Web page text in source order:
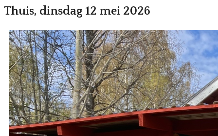
Thuis, dinsdag 12 mei 2026